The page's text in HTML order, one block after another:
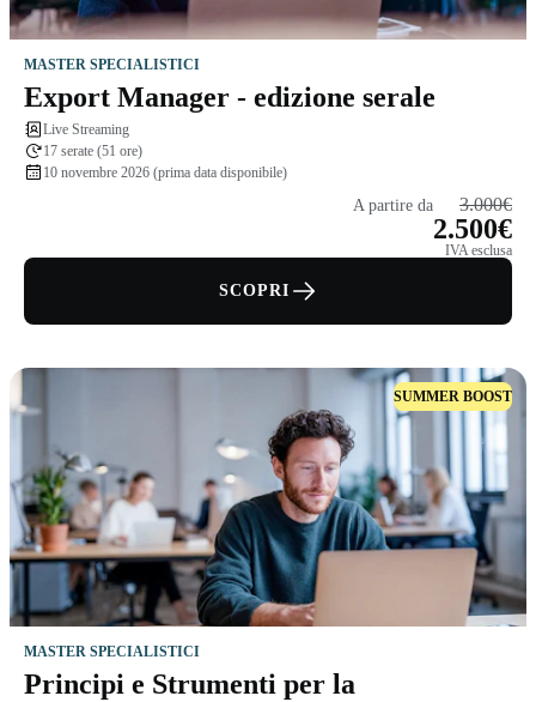
MASTER SPECIALISTICI
Export Manager - edizione serale
Live Streaming
17 serate (51 ore)
10 novembre 2026 (prima data disponibile)
A partire da 3.000€
2.500€
IVA esclusa
SCOPRI
SUMMER BOOST
MASTER SPECIALISTICI
Principi e Strumenti per la